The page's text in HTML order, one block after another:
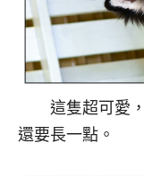
這隻超可愛，
還要長一點。